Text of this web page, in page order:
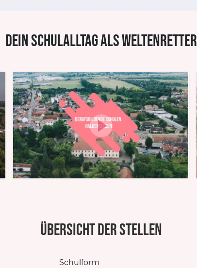
Dein Schulalltag als Weltenretter
Übersicht der Stellen
Schulform